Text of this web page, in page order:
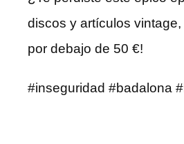
discos y artículos
por debajo de 50 €!
#inseguridad #badalona